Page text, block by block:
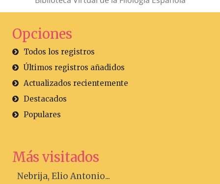
Opciones
Todos los registros
Últimos registros añadidos
Actualizados recientemente
Destacados
Populares
Más visitados
Nebrija, Elio Antonio...